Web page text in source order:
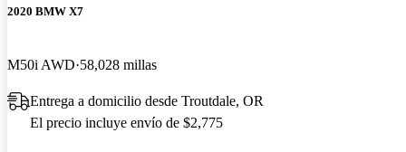
2020 BMW X7
M50i AWD 58,028 millas
Entrega a domicilio desde Troutdale, OR
El precio incluye envío de $2,775